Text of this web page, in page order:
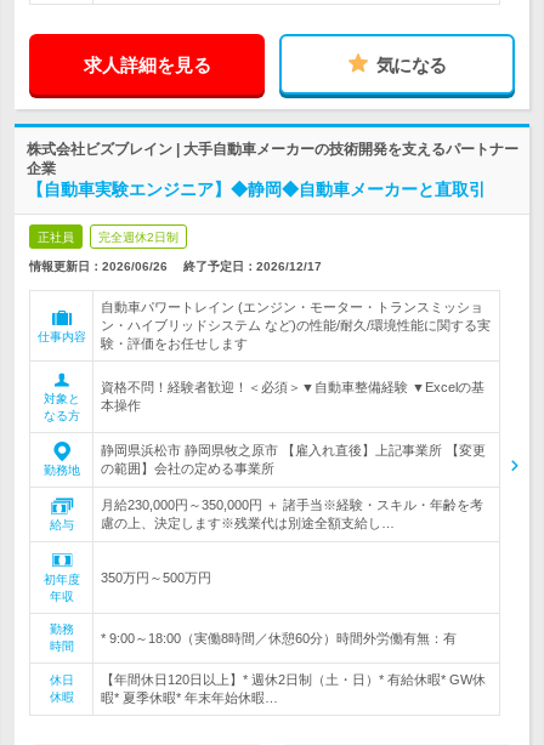
求人詳細を見る 気になる
株式会社ビズブレイン | 大手自動車メーカーの技術開発を支えるパートナー
企業
【自動車実験エンジニア】◆静岡◆自動車メーカーと直取引
正社員 完全週休2日制
情報更新日：2026/06/26 終了予定日： 2026/12/17
仕事内容
自動車パワートレイン (エンジン・モーター・トランスミッショ
ン・ハイブリッドシステム など)の性能/耐久/環境性能に関する実
験・評価をお任せします
対象と
なる方
資格不問！経験者歓迎！＜必須＞▼自動車整備経験 ▼Excelの基
本操作
勤務地
静岡県浜松市 静岡県牧之原市 【雇入れ直後】上記事業所 【変更
の範囲】会社の定める事業所
給与
月給230,000円～350,000円 ＋ 諸手当※経験・スキル・年齢を考
慮の上、決定します※残業代は別途全額支給し…
初年度
年収
350万円～500万円
勤務
時間
* 9:00～18:00（実働8時間／休憩60分）時間外労働有無：有
休日
休暇
【年間休日120日以上】* 週休2日制（土・日）* 有給休暇* GW休
暇* 夏季休暇* 年末年始休暇…